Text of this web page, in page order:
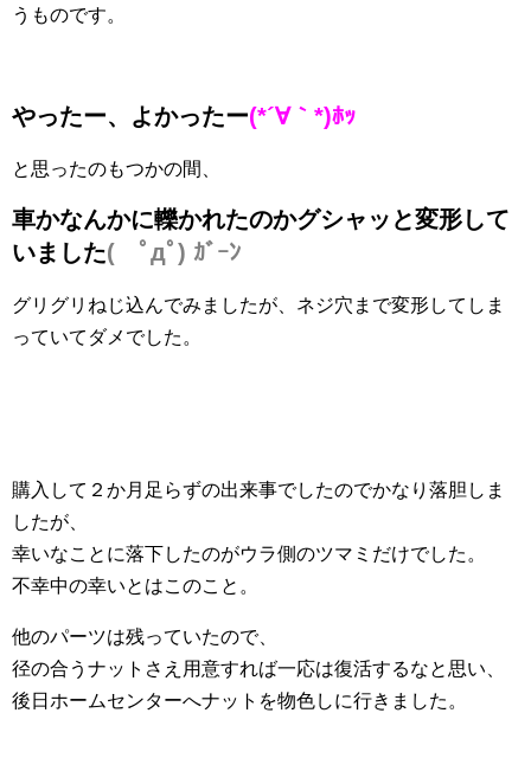
うものです。
やったー、よかったー(*´∀｀*)ﾎｯ
と思ったのもつかの間、
車かなんかに轢かれたのかグシャッと変形して
いました( ﾟдﾟ) ｶﾞｰﾝ
グリグリねじ込んでみましたが、ネジ穴まで変形してしま
っていてダメでした。
購入して２か月足らずの出来事でしたのでかなり落胆しま
したが、
幸いなことに落下したのがウラ側のツマミだけでした。
不幸中の幸いとはこのこと。
他のパーツは残っていたので、
径の合うナットさえ用意すれば一応は復活するなと思い、
後日ホームセンターへナットを物色しに行きました。